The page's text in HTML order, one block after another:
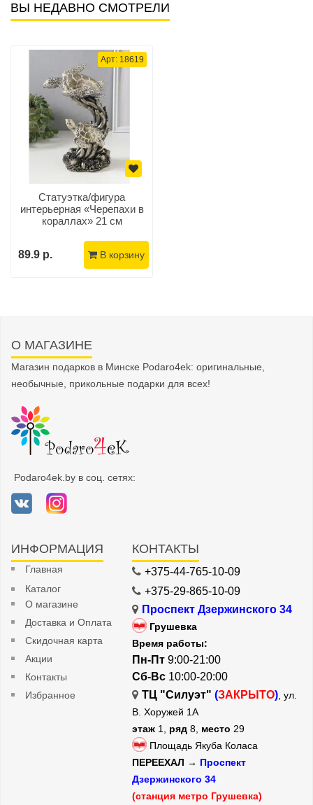
ВЫ НЕДАВНО СМОТРЕЛИ
Арт: 18619
Статуэтка/фигура
интерьерная «Черепахи в
кораллах» 21 см
89.9 р. В корзину
О МАГАЗИНЕ
Магазин подарков в Минске Podaro4ek: оригинальные,
необычные, прикольные подарки для всех!
Podaro4ek.by в соц. сетях:
ИНФОРМАЦИЯ
Главная
Каталог
О магазине
Доставка и Оплата
Скидочная карта
Акции
Контакты
Избранное
КОНТАКТЫ
+375-44-765-10-09
+375-29-865-10-09
Проспект Дзержинского 34
Грушевка
Время работы:
Пн-Пт 9:00-21:00
Сб-Вс 10:00-20:00
ТЦ "Силуэт" (ЗАКРЫТО), ул.
В. Хоружей 1А
этаж 1, ряд 8, место 29
Площадь Якуба Коласа
ПЕРЕЕХАЛ → Проспект
Дзержинского 34
(станция метро Грушевка)